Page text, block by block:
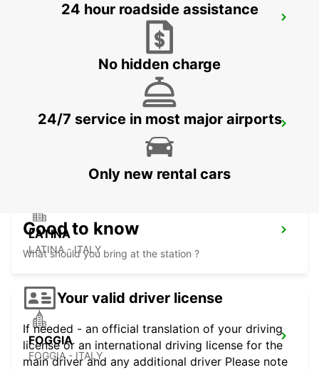
AVELLINO
LATINA
LATINA - ITALY
FOGGIA
FOGGIA - ITALY
24 hour roadside assistance
No hidden charge
24/7 service in most major airports
Only new rental cars
Good to know
What should you bring at the station ?
Your valid driver license
If needed - an official translation of your driving
license or an international driving license for the
main driver and any additional driver Please note